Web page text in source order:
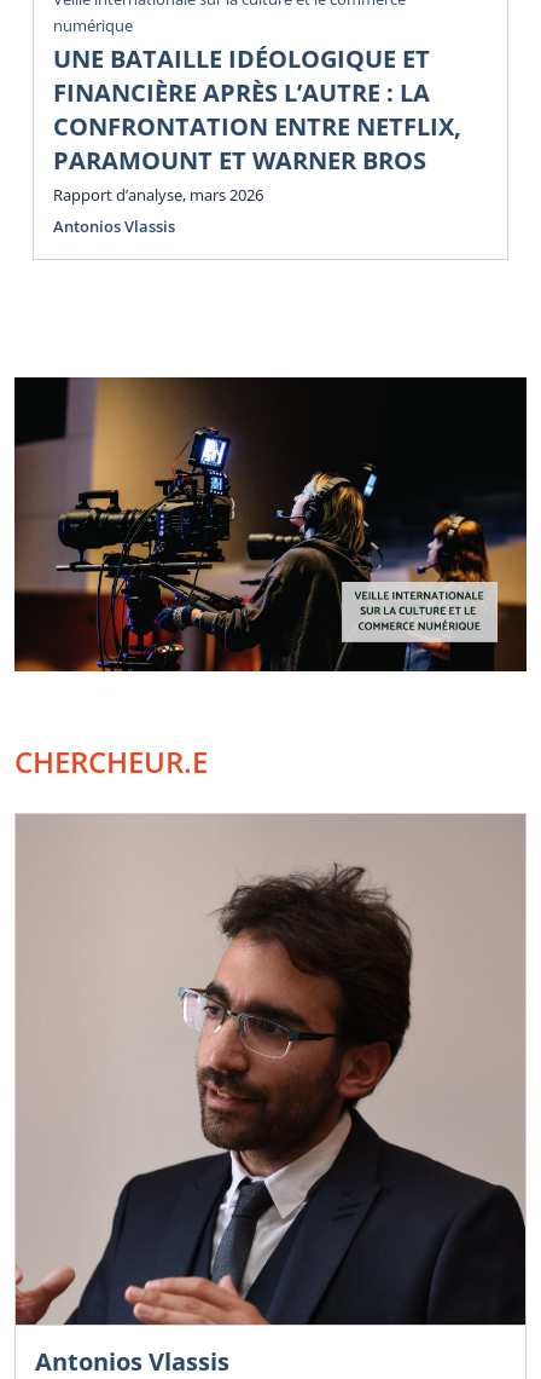
numérique
UNE BATAILLE IDÉOLOGIQUE ET
FINANCIÈRE APRÈS L’AUTRE : LA
CONFRONTATION ENTRE NETFLIX,
PARAMOUNT ET WARNER BROS
Rapport d’analyse, mars 2026
Antonios Vlassis
CHERCHEUR.E
Antonios Vlassis